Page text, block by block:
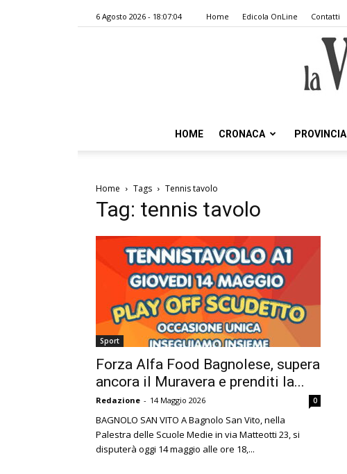
6 Agosto 2026 - 18:07:04 Home Edicola OnLine Contatti
HOME CRONACA PROVINCIA
Home Tags Tennis tavolo
Tag: tennis tavolo
Sport
Forza Alfa Food Bagnolese, supera
ancora il Muravera e prenditi la...
Redazione - 14 Maggio 2026 0
BAGNOLO SAN VITO A Bagnolo San Vito, nella
Palestra delle Scuole Medie in via Matteotti 23, si
disputerà oggi 14 maggio alle ore 18,...